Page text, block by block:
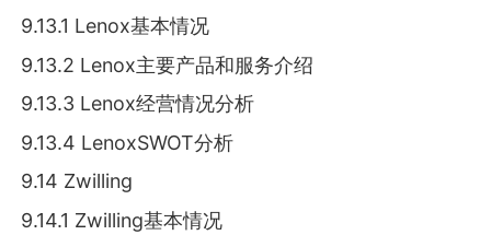
9.13.1 Lenox基本情况
9.13.2 Lenox主要产品和服务介绍
9.13.3 Lenox经营情况分析
9.13.4 LenoxSWOT分析
9.14 Zwilling
9.14.1 Zwilling基本情况